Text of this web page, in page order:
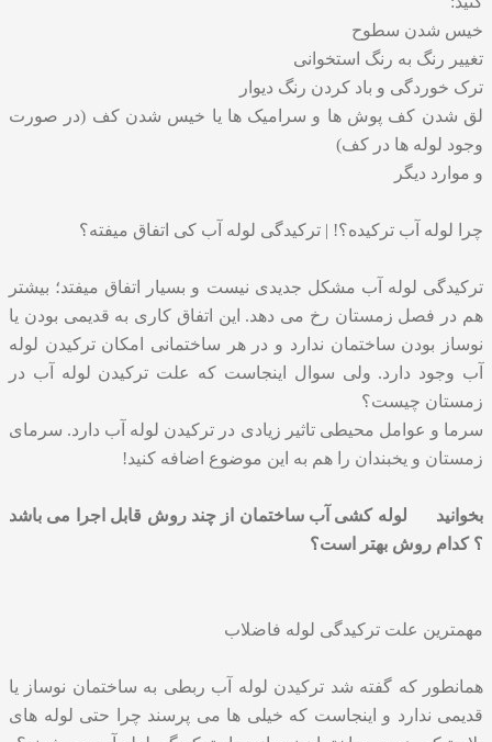
خیس شدن سطوح
تغییر رنگ به رنگ استخوانی
ترک خوردگی و باد کردن رنگ دیوار
لق شدن کف پوش ها و سرامیک ها یا خیس شدن کف (در صورت
وجود لوله ها در کف)
و موارد دیگر
چرا لوله آب ترکیده؟! | ترکیدگی لوله آب کی اتفاق میفته؟
ترکیدگی لوله آب مشکل جدیدی نیست و بسیار اتفاق میفتد؛ بیشتر
هم در فصل زمستان رخ می دهد. این اتفاق کاری به قدیمی بودن یا
نوساز بودن ساختمان ندارد و در هر ساختمانی امکان ترکیدن لوله
آب وجود دارد. ولی سوال اینجاست که علت ترکیدن لوله آب در
زمستان چیست؟
سرما و عوامل محیطی تاثیر زیادی در ترکیدن لوله آب دارد. سرمای
زمستان و یخبندان را هم به این موضوع اضافه کنید!
بخوانید لوله کشی آب ساختمان از چند روش قابل اجرا می باشد
؟ کدام روش بهتر است؟
مهمترین علت ترکیدگی لوله فاضلاب
همانطور که گفته شد ترکیدن لوله آب ربطی به ساختمان نوساز یا
قدیمی ندارد و اینجاست که خیلی ها می پرسند چرا حتی لوله های